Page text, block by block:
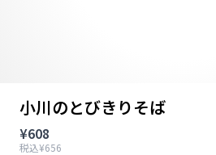
小川のとびきりそば
¥608
税込¥656